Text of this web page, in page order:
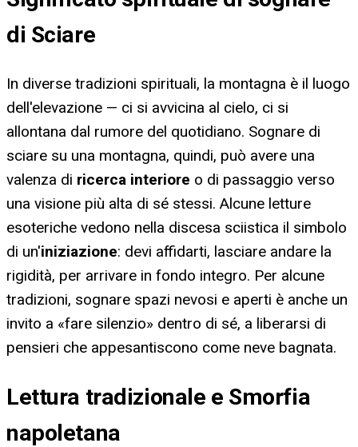
di Sciare
In diverse tradizioni spirituali, la montagna è il luogo
dell'elevazione — ci si avvicina al cielo, ci si
allontana dal rumore del quotidiano. Sognare di
sciare su una montagna, quindi, può avere una
valenza di ricerca interiore o di passaggio verso
una visione più alta di sé stessi. Alcune letture
esoteriche vedono nella discesa sciistica il simbolo
di un'iniziazione: devi affidarti, lasciare andare la
rigidità, per arrivare in fondo integro. Per alcune
tradizioni, sognare spazi nevosi e aperti è anche un
invito a «fare silenzio» dentro di sé, a liberarsi di
pensieri che appesantiscono come neve bagnata.
Lettura tradizionale e Smorfia
napoletana